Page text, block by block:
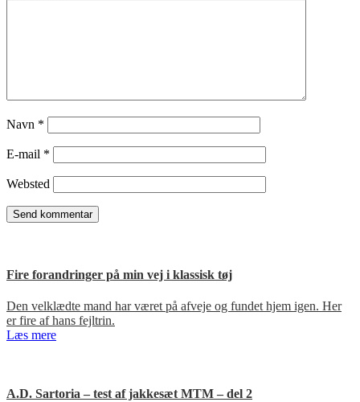
Navn *
E-mail *
Websted
Fire forandringer på min vej i klassisk tøj
Den velklædte mand har været på afveje og fundet hjem igen. Her
er fire af hans fejltrin.
Læs mere
A.D. Sartoria – test af jakkesæt MTM – del 2